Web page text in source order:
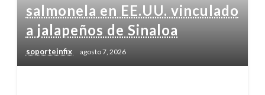
salmonela en EE.UU. vinculado
a jalapeños de Sinaloa
soporteinfix agosto 7, 2026